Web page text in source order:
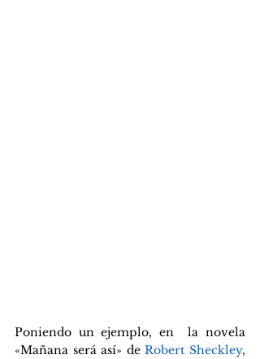
Poniendo un ejemplo, en  la novela
«Mañana será así» de Robert Sheckley,